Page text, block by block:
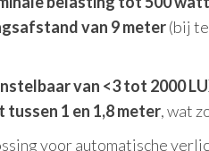
van 9 meter(bij
van <3 tot 2000
1 en 1,8 meter, wat
voor automatische